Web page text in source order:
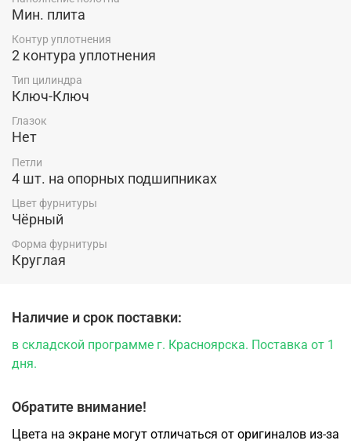
Мин. плита
Контур уплотнения
2 контура уплотнения
Тип цилиндра
Ключ-Ключ
Глазок
Нет
Петли
4 шт. на опорных подшипниках
Цвет фурнитуры
Чёрный
Форма фурнитуры
Круглая
Наличие и срок поставки:
в складской программе г. Красноярска. Поставка от 1
дня.
Обратите внимание!
Цвета на экране могут отличаться от оригиналов из-за